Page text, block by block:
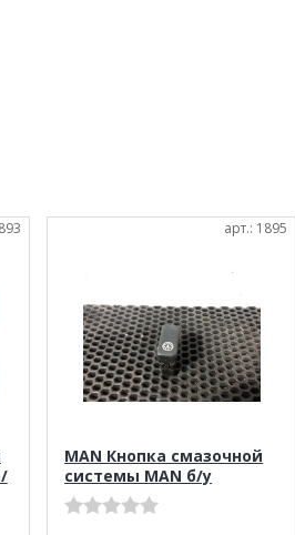
арт.: 1895
MAN Кнопка смазочной
системы MAN б/у